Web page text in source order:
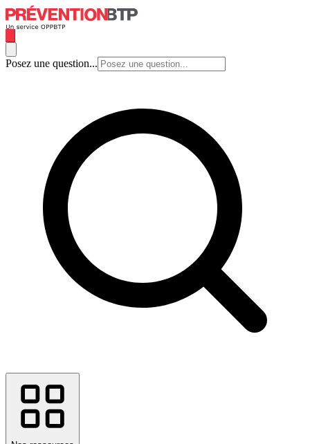
Posez une question...